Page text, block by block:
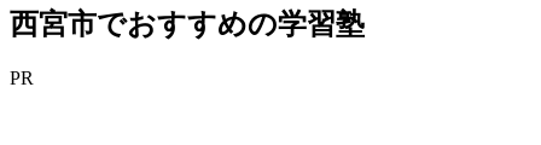
西宮市でおすすめの学習塾
PR